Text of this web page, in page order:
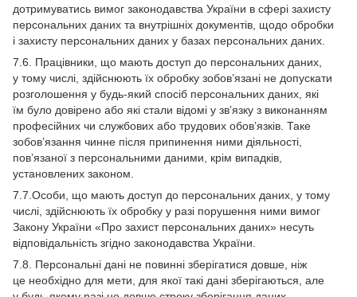
дотримуватись вимог законодавства України в сфері захисту
персональних даних та внутрішніх документів, щодо обробки
і захисту персональних даних у базах персональних даних.
7.6. Працівники, що мають доступ до персональних даних,
у тому числі, здійснюють їх обробку зобов’язані не допускати
розголошення у будь-який спосіб персональних даних, які
їм було довірено або які стали відомі у зв’язку з виконанням
професійних чи службових або трудових обов’язків. Таке
зобов’язання чинне після припинення ними діяльності,
пов’язаної з персональними даними, крім випадків,
установлених законом.
7.7.Особи, що мають доступ до персональних даних, у тому
числі, здійснюють їх обробку у разі порушення ними вимог
Закону України «Про захист персональних даних» несуть
відповідальність згідно законодавства України.
7.8. Персональні дані не повинні зберігатися довше, ніж
це необхідно для мети, для якої такі дані зберігаються, але